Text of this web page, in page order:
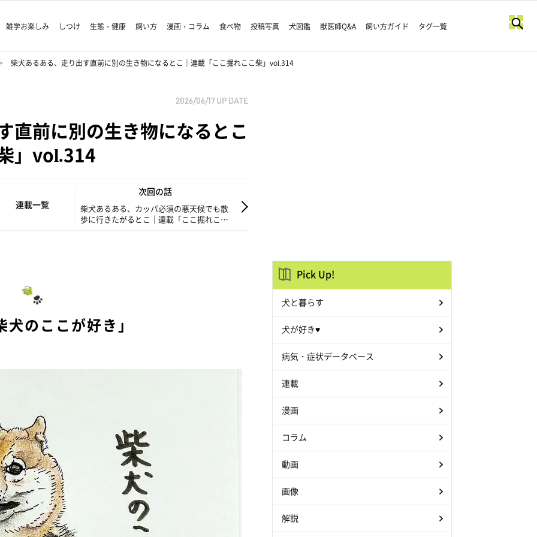
雑学お楽しみ しつけ 生態・健康 飼い方 漫画・コラム 食べ物 投稿写真 犬図鑑 獣医師Q&A 飼い方ガイド タグ一覧
柴犬あるある、走り出す直前に別の生き物になるとこ｜連載「ここ掘れここ柴」vol.314
2026/06/17 UP DATE
直前に別の生き物になるとこ
」vol.314
連載一覧
次回の話
柴犬あるある、カッパ必須の悪天候でも散
歩に行きたがるとこ｜連載「ここ掘れここ
のここが好き」
Pick Up!
犬と暮らす
犬が好き♥
病気・症状データベース
連載
漫画
コラム
動画
画像
解説